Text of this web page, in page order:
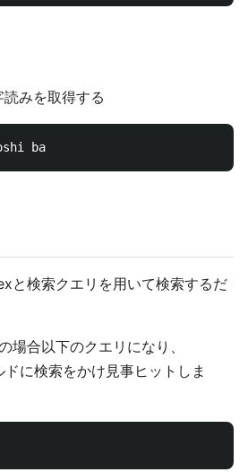
みを取得する
と検索クエリを用いて検索するだ
場合以下のクエリになり、
に検索をかけ見事ヒットしま